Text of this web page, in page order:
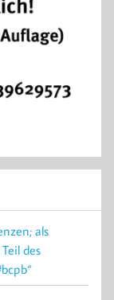
als
des